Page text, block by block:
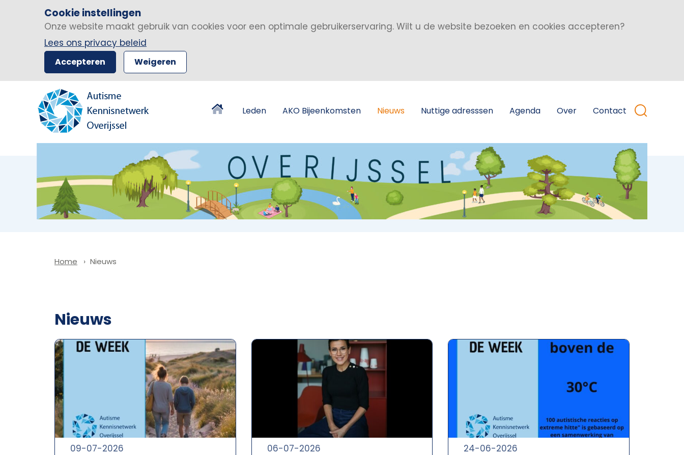
Cookie instellingen
Onze website maakt gebruik van cookies voor een optimale gebruikerservaring. Wilt u de website bezoeken en cookies accepteren?
Lees ons privacy beleid
Accepteren Weigeren
Leden AKO Bijeenkomsten Nieuws Nuttige adresssen Agenda Over Contact
Home Nieuws
Nieuws
09-07-2026 06-07-2026 24-06-2026